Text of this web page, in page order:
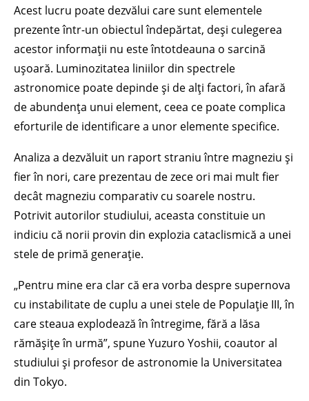
Acest lucru poate dezvălui care sunt elementele
prezente într-un obiectul îndepărtat, deși culegerea
acestor informații nu este întotdeauna o sarcină
ușoară. Luminozitatea liniilor din spectrele
astronomice poate depinde și de alți factori, în afară
de abundența unui element, ceea ce poate complica
eforturile de identificare a unor elemente specifice.
Analiza a dezvăluit un raport straniu între magneziu și
fier în nori, care prezentau de zece ori mai mult fier
decât magneziu comparativ cu soarele nostru.
Potrivit autorilor studiului, aceasta constituie un
indiciu că norii provin din explozia cataclismică a unei
stele de primă generație.
„Pentru mine era clar că era vorba despre supernova
cu instabilitate de cuplu a unei stele de Populație III, în
care steaua explodează în întregime, fără a lăsa
rămășițe în urmă”, spune Yuzuro Yoshii, coautor al
studiului și profesor de astronomie la Universitatea
din Tokyo.